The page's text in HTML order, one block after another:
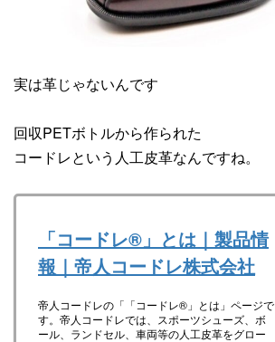
実は革じゃないんです
回収PETボトルから作られた
コードレという人工皮革なんですね。
「コードレ®」とは｜製品情
報｜帝人コードレ株式会社
帝人コードレの「「コードレ®」とは」ページで
す。帝人コードレでは、スポーツシューズ、ボ
ール、ランドセル、車両等の人工皮革をグロー